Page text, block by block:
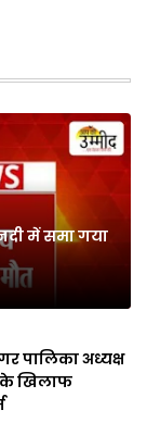
में समा गया
पालिका अध्यक्ष
खिलाफ